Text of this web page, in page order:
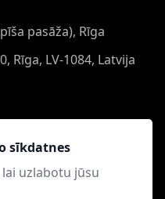
sīkdatnes
uzlabotu jūsu
pasāža), Rīga
Rīga, LV-1084, Latvija